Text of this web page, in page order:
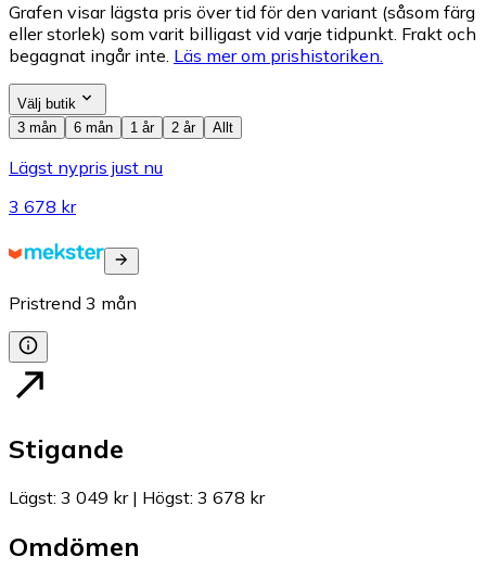
Grafen visar lägsta pris över tid för den variant (såsom färg
eller storlek) som varit billigast vid varje tidpunkt. Frakt och
begagnat ingår inte. Läs mer om prishistoriken.
Välj butik
3 mån
6 mån 1 år 2 år Allt
Lägst nypris just nu
3 678 kr
Pristrend 3 mån
Stigande
Lägst: 3 049 kr| Högst: 3 678 kr
Omdömen